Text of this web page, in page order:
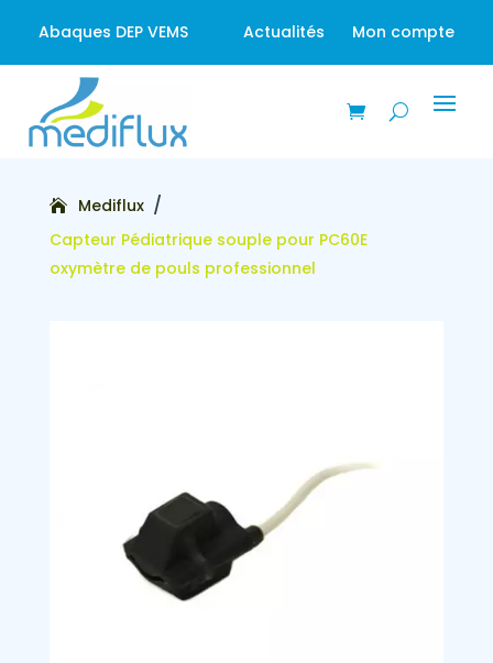
Abaques DEP VEMS Actualités Mon compte
Mediflux /
Capteur Pédiatrique souple pour PC60E
oxymètre de pouls professionnel